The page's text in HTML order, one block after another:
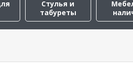
Стулья и
табуреты